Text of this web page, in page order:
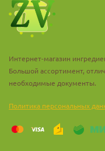
Интернет-магазин
Большой ассортимент,
необходимые документы.
Политика персональных